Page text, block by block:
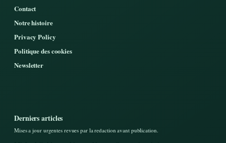
Contact
Notre histoire
Privacy Policy
Politique des cookies
Newsletter
Derniers articles
Mises a jour urgentes revues par la redaction avant publication.